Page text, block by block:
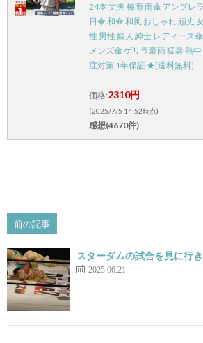
24本 丈夫 梅雨 雨傘 アンブレラ
日傘 和傘 和風 おしゃれ 頑丈
性 男性 婦人 紳士 レディース傘
メンズ傘 ゲリラ豪雨 猛暑 熱中
症対策 1年保証 ★[送料無料]
価格:2310円
(2025/7/5 14:52時点)
感想(4670件)
前の記事
スターダムの試合を見に行
2025.06.21